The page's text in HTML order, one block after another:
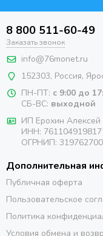
8 800 511-60-49
Заказать звонок
info@76monet.ru
152303, Россия,
ПН-ПТ: с 9:00 до
СБ-ВС: выходной
ИП Ерохин Алексей
ИНН: 761104919817
ОГРНИП:
Дополнительная
Публичная оферта
Пользовательское
Политика
Условия обмена и